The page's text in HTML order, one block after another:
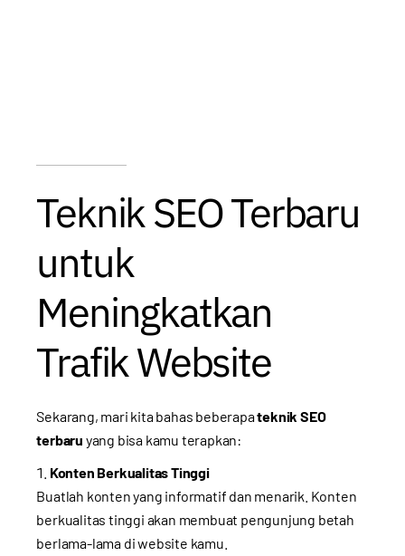
Teknik SEO Terbaru
untuk
Meningkatkan
Trafik Website
Sekarang, mari kita bahas beberapateknik SEO
terbaru yang bisa kamu terapkan:
Konten Berkualitas Tinggi
Buatlah konten yang informatif dan menarik. Konten
berkualitas tinggi akan membuat pengunjung betah
berlama-lama di website kamu.